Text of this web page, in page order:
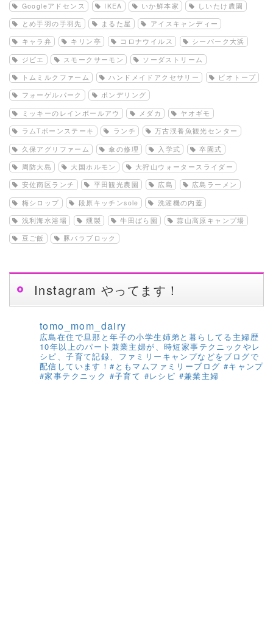
Googleアドセンス IKEA いか鮮本家
しいたけ農園
とめ手羽の手羽先
まるた屋
アイスキャンディー
キャラ弁
キリン亭 コロナウイルス
シーパーク大浜
ジビエ
スモークサーモン
ソーダストリーム
トムミルクファーム
ハンドメイドアクセサリー
ビオトープ
フォーゲルパーク
ポンデリング
ミッキーのレインボールアウ
メダカ
ヤオギモ
ラムTボーンステーキ
ランチ
万古渓養魚観光センター
久保アグリファーム
傘の修理 入学式
卒園式
周防大島
大国ホルモン
大狩山ウォータースライダー
安佐南区ランチ
平田観光農園 広島
広島ラーメン
梅シロップ
段原キッチンsole
洗濯機の内蓋
浅利海水浴場
燻製 牛田ばら園
蒜山高原キャンプ場
豆ご飯
豚バラブロック
Instagram やってます！
tomo_mom_dairy
広島在住で旦那と年子の小学生姉弟と暮らしてる主婦歴
10年以上のパート兼業主婦が、時短家事テクニックやレ
シピ、子育て記録、ファミリーキャンプなどをブログで
配信しています！#ともマムファミリーブログ #キャンプ
#家事テクニック #子育て #レシピ #兼業主婦